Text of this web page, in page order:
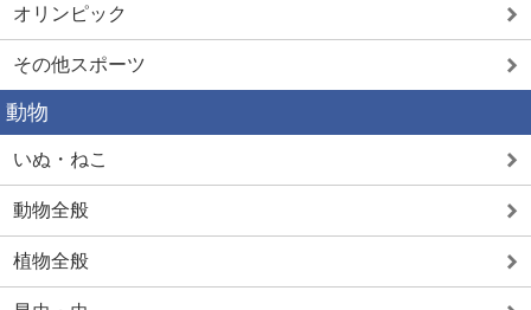
オリンピック
その他スポーツ
動物
いぬ・ねこ
動物全般
植物全般